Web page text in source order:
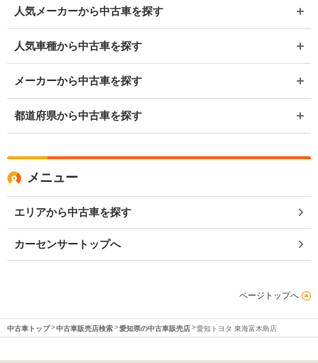
人気メーカーから中古車を探す
人気車種から中古車を探す
メーカーから中古車を探す
都道府県から中古車を探す
メニュー
エリアから中古車を探す
カーセンサートップへ
ページトップへ
中古車トップ 中古車販売店検索 愛知県の中古車販売店 愛知トヨタ 東海富木島店